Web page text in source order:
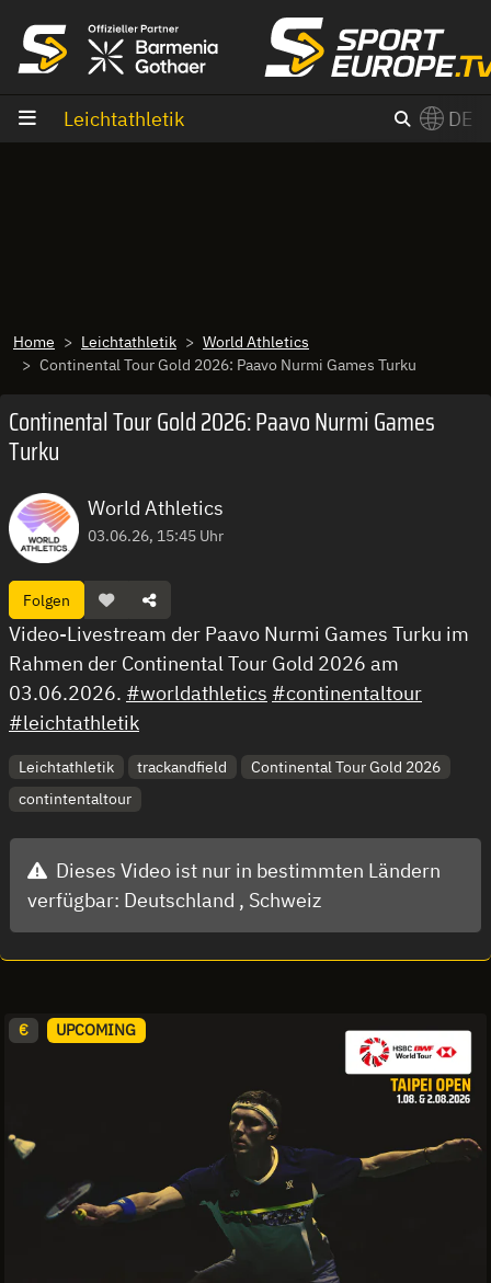
Leichtathletik DE
Home Leichtathletik
World Athletics
Continental Tour Gold 2026: Paavo Nurmi Games Turku
Continental Tour Gold 2026: Paavo Nurmi Games
Turku
World Athletics
03.06.26, 15:45 Uhr
Folgen
Video-Livestream der Paavo Nurmi Games Turku im
Rahmen der Continental Tour Gold 2026 am
03.06.2026. #worldathletics #continentaltour
#leichtathletik
Leichtathletik trackandfield
Continental Tour Gold 2026
contintentaltour
Dieses Video ist nur in bestimmten Ländern
verfügbar: Deutschland , Schweiz
€ UPCOMING